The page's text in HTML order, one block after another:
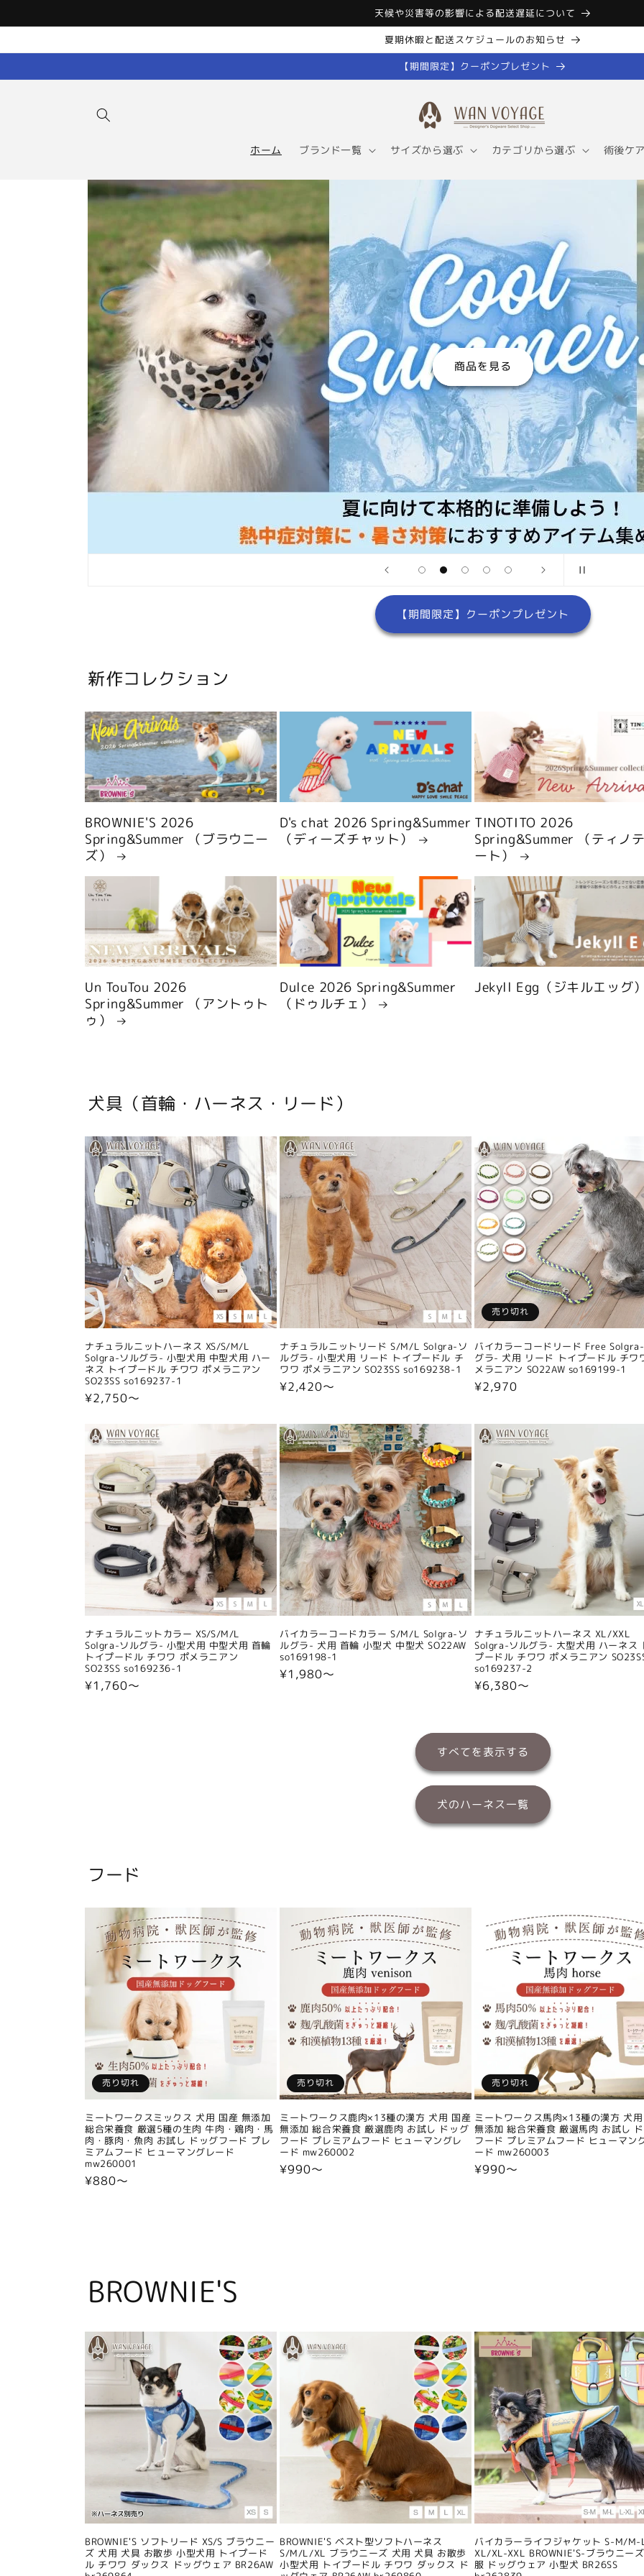
ツに進む
天候や災害等の影響による配送遅延について
夏期休暇と配送スケジュールのお知らせ
【期間限定】クーポンプレゼント
ホーム ブランド一覧 サイズから選ぶ カテゴリから選ぶ 術後ケ
商品
【期間限定】クーポンプレゼント
新作コレクション
BROWNIE'S 2026
Spring&Summer （ブラウニー
ズ）
D's chat 2026 Spring&Summer
（ディーズチャット）
TINOTITO 2026
Spring&Summer （ティノ
ート）
Un TouTou 2026
Spring&Summer （アントゥト
ゥ）
Dulce 2026 Spring&Summer
（ドゥルチェ）
Jekyll Egg（ジキルエッグ
犬具（首輪・ハーネス・リード）
ナチュラルニットハーネス XS/S/M/L
Solgra-ソルグラ- 小型犬用 中型犬用 ハー
ネス トイプードル チワワ ポメラニアン
SO23SS so169237-1
通
価
格
¥2,750〜
ナチュラルニットリード S/M/L Solgra-ソ
ルグラ- 小型犬用 リード トイプードル チ
ワワ ポメラニアン SO23SS so169238-1
通
格
¥2,420〜
売り切れ
バイカラーコードリード Free
グラ- 犬用 リード トイプードル チワ
メラニアン SO22AW so169199-1
通
格
¥2,970
ナチュラルニットカラー XS/S/M/L
Solgra-ソルグラ- 小型犬用 中型犬用 首輪
トイプードル チワワ ポメラニアン
SO23SS so169236-1
通
¥1,760〜
バイカラーコードカラー S/M/L Solgra-ソ
ルグラ- 犬用 首輪 小型犬 中型犬 SO22AW
so169198-1
通
¥1,980〜
ナチュラルニットハーネス XL/XXL
Solgra-ソルグラ- 大型犬用 ハーネス
プードル チワワ ポメラニアン
so169237-2
通
格
¥6,380〜
すべてを表示する
犬のハーネス一覧
フード
売り切れ
ミートワークスミックス 犬用 国産 無添加
総合栄養食 厳選5種の生肉 牛肉・鶏肉・馬
肉・豚肉・魚肉 お試し ドッグフード プレ
ミアムフード ヒューマングレード
mw260001
通
¥880〜
売り切れ
ミートワークス鹿肉×13種の漢方 犬用 国産
無添加 総合栄養食 厳選鹿肉 お試し ドッグ
フード プレミアムフード ヒューマングレ
ード mw260002
通
¥990〜
売り切れ
ミートワークス馬肉×13種の漢方 犬
無添加 総合栄養食 厳選馬肉 お試し
フード プレミアムフード ヒューマン
ード mw260003
通
¥990〜
BROWNIE'S
BROWNIE'S ソフトリード XS/S ブラウニー
ズ 犬用 犬具 お散歩 小型犬用 トイプード
ル チワワ ダックス ドッグウェア BR26AW
BROWNIE'S ベスト型ソフトハーネス
S/M/L/XL ブラウニーズ 犬用 犬具 お散歩
小型犬用 トイプードル チワワ ダックス ド
バイカラーライフジャケット S-M/
XL/XL-XXL BROWNIE'S-ブラウニー
服 ドッグウェア 小型犬 BR26SS